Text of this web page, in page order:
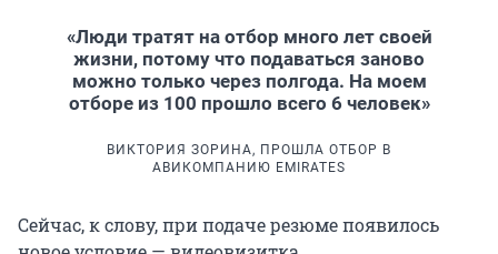
«Люди тратят на отбор много лет своей
жизни, потому что подаваться заново
можно только через полгода. На моем
отборе из 100 прошло всего 6 человек»
ВИКТОРИЯ ЗОРИНА, ПРОШЛА ОТБОР В
АВИКОМПАНИЮ EMIRATES
Сейчас, к слову, при подаче резюме появилось